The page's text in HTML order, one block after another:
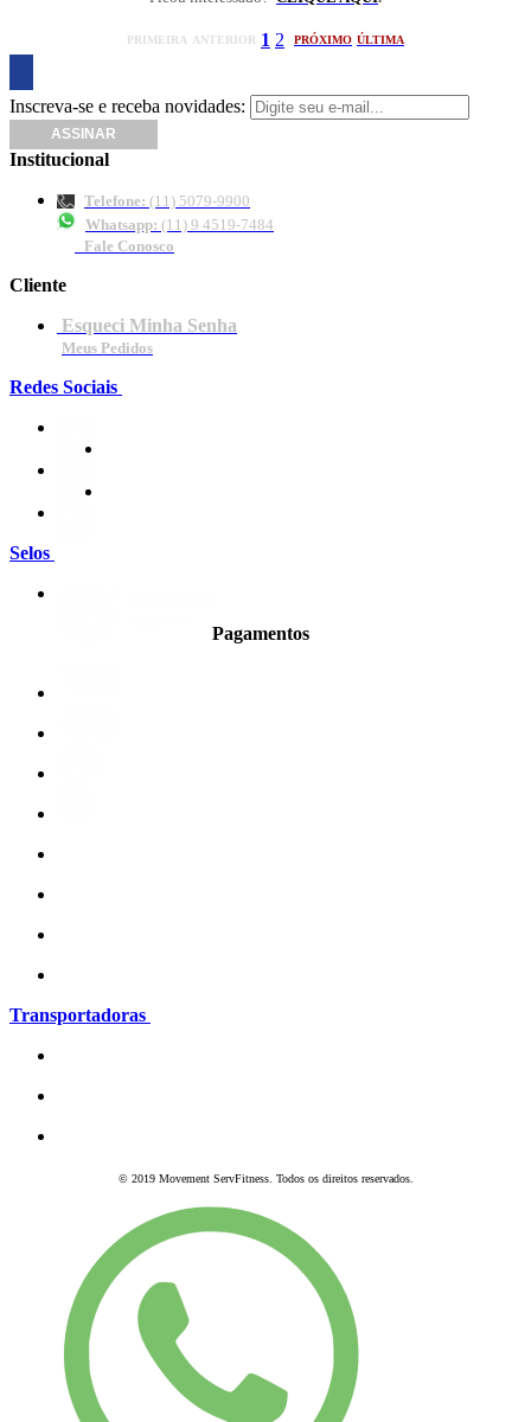
PRIMEIRA ANTERIOR 1 2 PRÓXIMO ÚLTIMA
Inscreva-se e receba novidades:
Institucional
Telefone: (11) 5079-9900
Whatsapp: (11) 9 4519-7484
Fale Conosco
Cliente
Esqueci Minha Senha
Meus Pedidos
Redes Sociais
Selos
Pagamentos
Transportadoras
© 2019 Movement ServFitness. Todos os direitos reservados.